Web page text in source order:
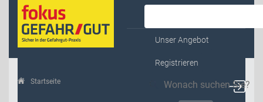
Unser Angebot
Registrieren
Startseite